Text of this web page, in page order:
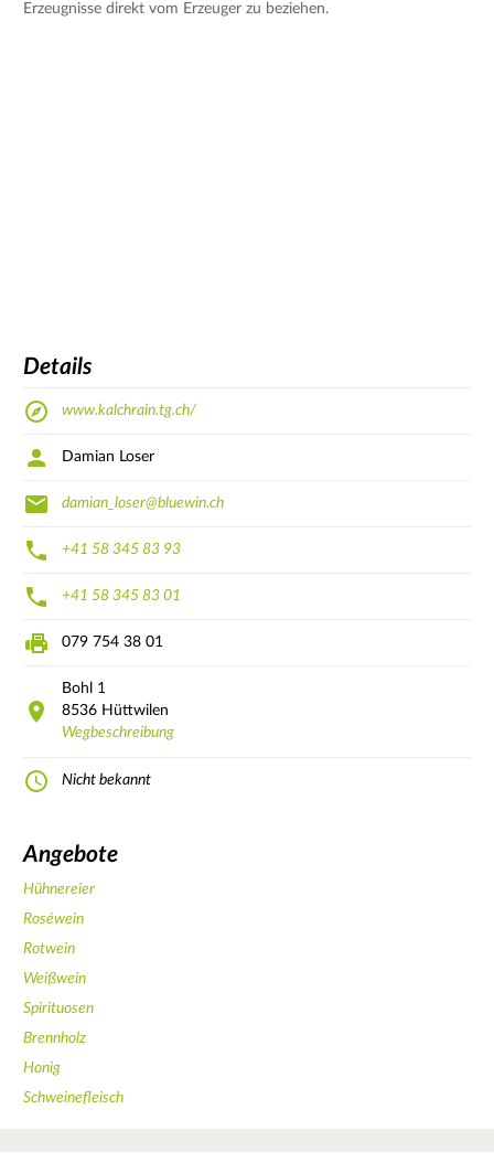
Erzeugnisse direkt vom Erzeuger zu beziehen.
Details
www.kalchrain.tg.ch/
Damian Loser
damian_loser@bluewin.ch
+41 58 345 83 93
+41 58 345 83 01
079 754 38 01
Bohl
1
8536 Hüttwilen
Wegbeschreibung
Nicht bekannt
Angebote
Hühnereier
Roséwein
Rotwein
Weißwein
Spirituosen
Brennholz
Honig
Schweinefleisch